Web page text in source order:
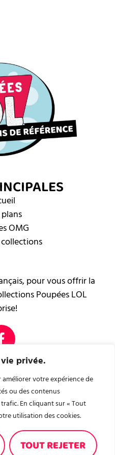
privée.
votre expérience de
ou des contenus
En cliquant sur « Tout
utilisation des cookies.
TOUT REJETER
OMG
pour vous offrir la
Poupées LOL
légales
un site de recette de
modération ! recettes-en-